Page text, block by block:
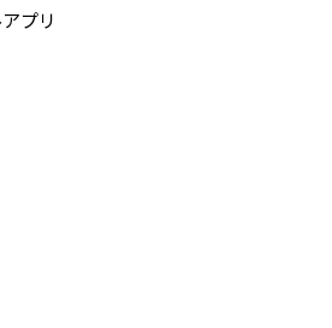
プリ